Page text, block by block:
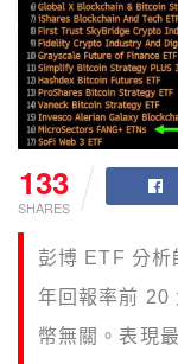
133
SHARES
彭博 ETF 分
年回報率前 20
幣無關。表現